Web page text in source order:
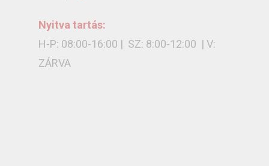
Nyitva tartás:
H-P: 08:00-16:00 | SZ: 8:00-12:00 | V:
ZÁRVA